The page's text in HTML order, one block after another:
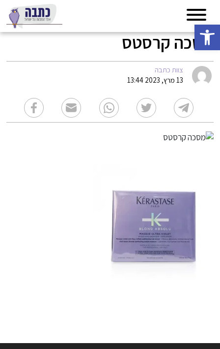
פתח סרגל נגישות
מסכה קרסטס
צוות כתבה
13 מרץ, 2023 13:44